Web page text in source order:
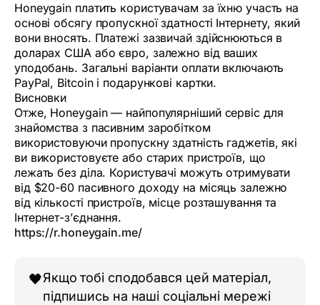
Honeygain платить користувачам за їхню участь на
основі обсягу пропускної здатності Інтернету, який
вони вносять. Платежі зазвичай здійснюються в
доларах США або євро, залежно від ваших
уподобань. Загальні варіанти оплати включають
PayPal, Bitcoin і подарункові картки.
Висновки
Отже, Honeygain — найпопулярніший сервіс для
знайомства з пасивним заробітком
використовуючи пропускну здатність гаджетів, які
ви використовуєте або старих пристроїв, що
лежать без діла. Користувачі можуть отримувати
від $20-60 пасивного доходу на місяць залежно
від кількості пристроїв, місце розташування та
Інтернет-з’єднання.
https://r.honeygain.me/
🖤Якщо тобі сподобався цей матеріал,
підпишись на наші соціальні мережі